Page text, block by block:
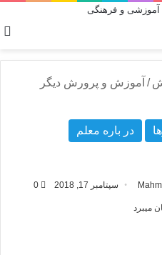
/ آموزش و پرورش دیگر
در باره معلم
سپتامبر 17, 2018 0